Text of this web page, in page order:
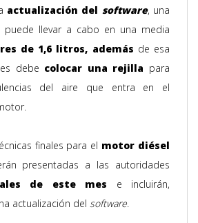
actualización del software, una
puede llevar a cabo en una media
de 1,6 litros, además de esa
debe colocar una rejilla para
del aire que entra en el
finales para el motor diésel
presentadas a las autoridades
de este mes e incluirán,
actualización del software.